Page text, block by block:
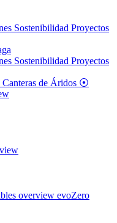
Sostenibilidad Proyectos
Sostenibilidad Proyectos
Canteras de Áridos ⦿
overview evoZero